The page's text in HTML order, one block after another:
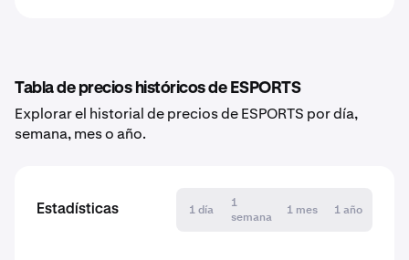
Tabla de precios históricos de ESPORTS
Explorar el historial de precios de ESPORTS por día,
semana, mes o año.
Estadísticas 1 día
1
semana
1 mes 1 año